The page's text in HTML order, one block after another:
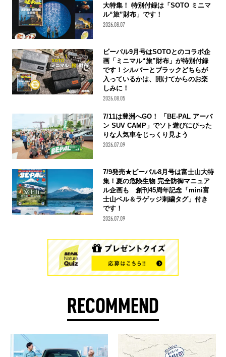
大特集！ 特別付録は「SOTO ミニマ
ル“旅”財布」です！
2026.08.07
ビーパル9月号はSOTOとのコラボ企
画「ミニマル“旅”財布」が特別付録
です！シルバーとブラックどちらが
入っているかは、開けてからのお楽
しみに！
2026.08.05
7/11は豊洲へGO！ 「BE-PAL アーバ
ン SUV CAMP」でソト遊びにぴった
りな人気車をじっくり見よう
2026.07.09
7/9発売★ビーパル8月号は富士山大特
集！夏の危険生物 完全防御マニュア
ル企画も 創刊45周年記念「mini富
士山ベル＆ラゲッジ刺繍タグ」付き
です！
2026.07.09
RECOMMEND